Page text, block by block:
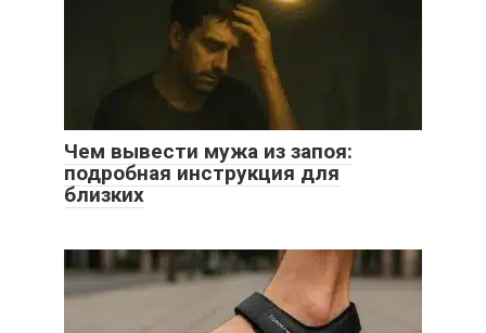
Чем вывести мужа из запоя:
подробная инструкция для
близких